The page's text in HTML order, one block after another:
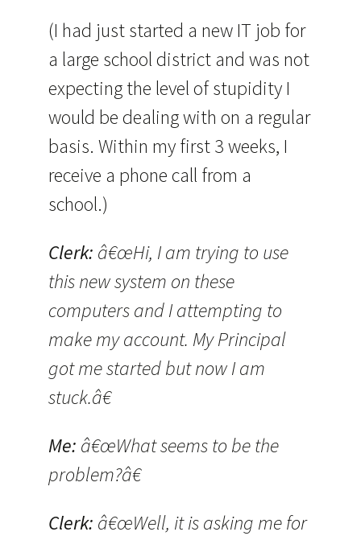
(I had just started a new IT job for
a large school district and was not
expecting the level of stupidity I
would be dealing with on a regular
basis. Within my first 3 weeks, I
receive a phone call from a
school.)
Clerk: â€œHi, I am trying to use
this new system on these
computers and I attempting to
make my account. My Principal
got me started but now I am
stuck.â€
Me: â€œWhat seems to be the
problem?â€
Clerk: â€œWell, it is asking me for